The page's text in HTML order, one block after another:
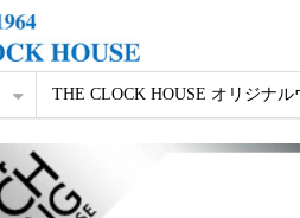
THE CLOCK HOUSE オリジナル